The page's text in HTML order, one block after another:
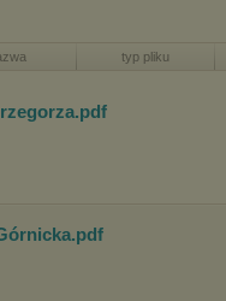
typ pliku
.pdf
.pdf